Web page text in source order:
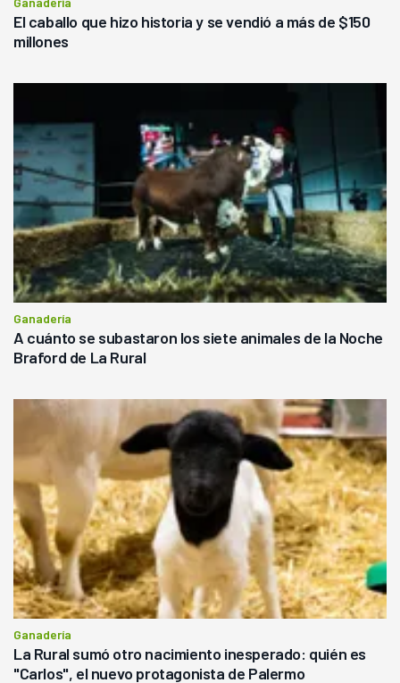
El caballo que hizo historia y se vendió a más de $150
millones
Ganadería
A cuánto se subastaron los siete animales de la Noche
Braford de La Rural
Ganadería
La Rural sumó otro nacimiento inesperado: quién es
"Carlos", el nuevo protagonista de Palermo